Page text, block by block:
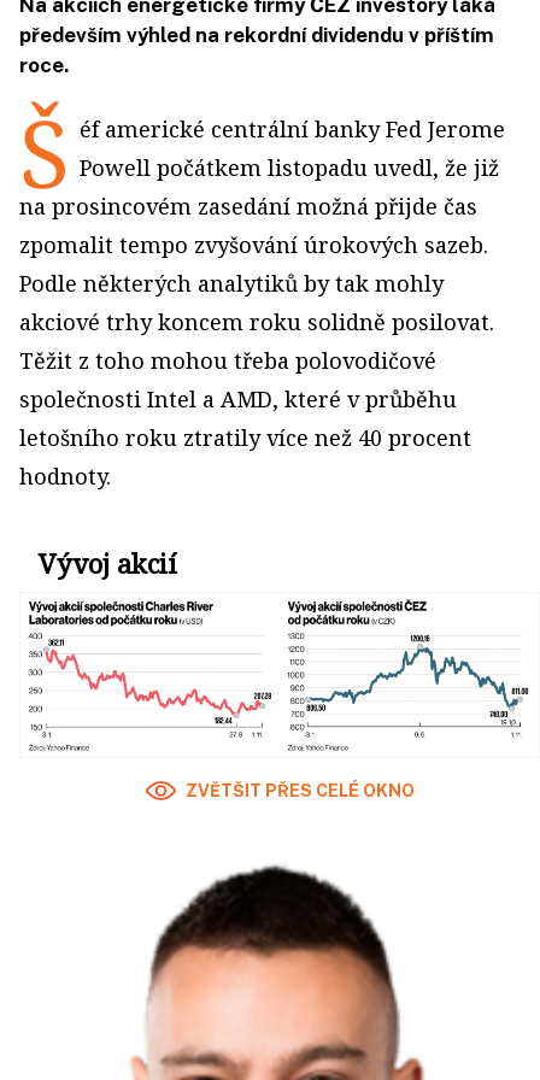
Na akciích energetické firmy ČEZ investory láká
především výhled na rekordní dividendu v příštím
roce.
Š éf americké centrální banky Fed Jerome
Powell počátkem listopadu uvedl, že již
na prosincovém zasedání možná přijde čas
zpomalit tempo zvyšování úrokových sazeb.
Podle některých analytiků by tak mohly
akciové trhy koncem roku solidně posilovat.
Těžit z toho mohou třeba polovodičové
společnosti Intel a AMD, které v průběhu
letošního roku ztratily více než 40 procent
hodnoty.
Vývoj akcií
ZVĚTŠIT PŘES CELÉ OKNO